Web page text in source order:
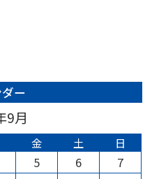
ー
9月
金 土 日
5 6
7